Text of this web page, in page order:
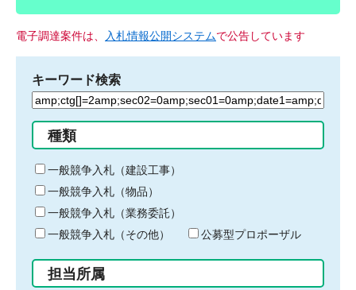
電子調達案件は、 入札情報公開システムで公告しています
キーワード検索
検
る
キ
ー
ワ
ー
ド
入
力
種類
一般競争入札（建設工事）
一般競争入札（物品）
一般競争入札（業務委託）
一般競争入札（その他）
公募型プロポーザル
担当所属